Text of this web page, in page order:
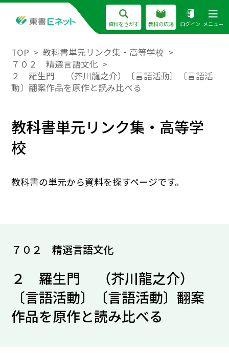
資料をさがす 教科の広場 ログイン メニュー
TOP
教科書単元リンク集・高等学校
７０２ 精選言語文化
２ 羅生門 （芥川龍之介）〔言語活動〕〔言語活
動〕翻案作品を原作と読み比べる
教科書単元リンク集・高等学
校
教科書の単元から資料を探すページです。
７０２ 精選言語文化
２ 羅生門 （芥川龍之介）
〔言語活動〕〔言語活動〕翻案
作品を原作と読み比べる